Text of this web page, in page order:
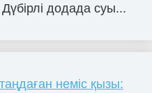
додада суы...
неміс қызы: